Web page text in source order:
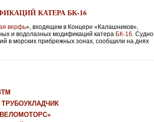
КАТЕРА БК-16
верфь», входящем в Концерн «Калашников»,
и водолазных модификаций катера БК-16. Судно
в морских прибрежных зонах, сообщили на днях